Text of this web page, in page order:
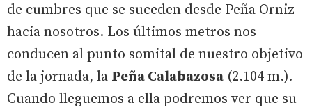
de cumbres que se suceden desde Peña Orniz
hacia nosotros. Los últimos metros nos
conducen al punto somital de nuestro objetivo
de la jornada, la Peña Calabazosa (2.104 m.).
Cuando lleguemos a ella podremos ver que su